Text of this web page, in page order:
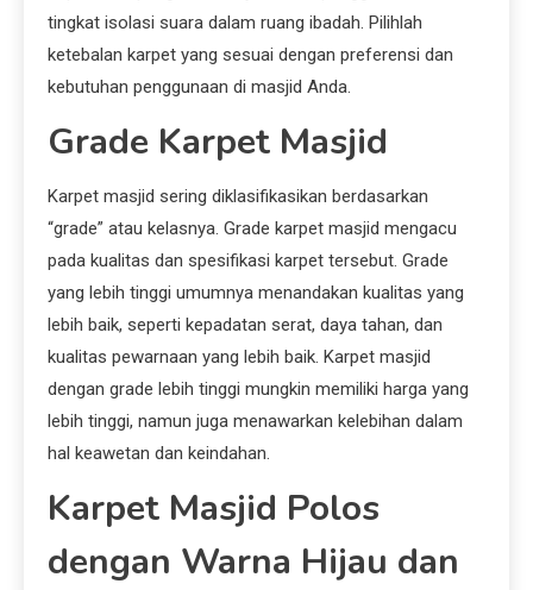
tingkat isolasi suara dalam ruang ibadah. Pilihlah
ketebalan karpet yang sesuai dengan preferensi dan
kebutuhan penggunaan di masjid Anda.
Grade Karpet Masjid
Karpet masjid sering diklasifikasikan berdasarkan
“grade” atau kelasnya. Grade karpet masjid mengacu
pada kualitas dan spesifikasi karpet tersebut. Grade
yang lebih tinggi umumnya menandakan kualitas yang
lebih baik, seperti kepadatan serat, daya tahan, dan
kualitas pewarnaan yang lebih baik. Karpet masjid
dengan grade lebih tinggi mungkin memiliki harga yang
lebih tinggi, namun juga menawarkan kelebihan dalam
hal keawetan dan keindahan.
Karpet Masjid Polos
dengan Warna Hijau dan